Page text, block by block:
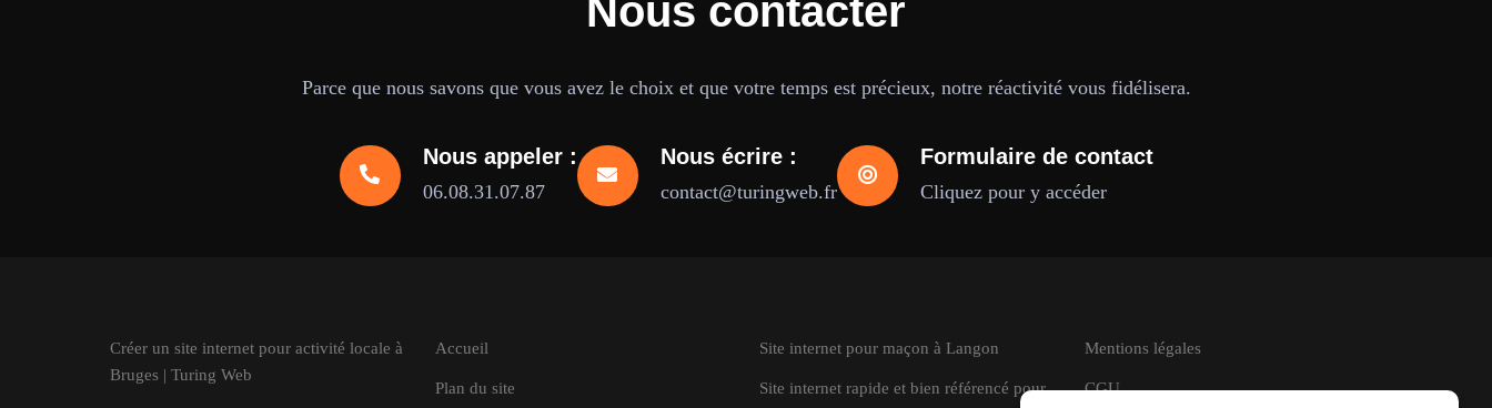
Nous contacter
Parce que nous savons que vous avez le choix et que votre temps est précieux, notre réactivité vous fidélisera.
Nous appeler :
06.08.31.07.87
Nous écrire :
contact@turingweb.fr
Formulaire de contact
Cliquez pour y accéder
Créer un site internet pour activité locale à
Bruges | Turing Web
Accueil
Plan du site
Site internet pour maçon à Langon
Site internet rapide et bien référencé pour
Mentions légales
CGU